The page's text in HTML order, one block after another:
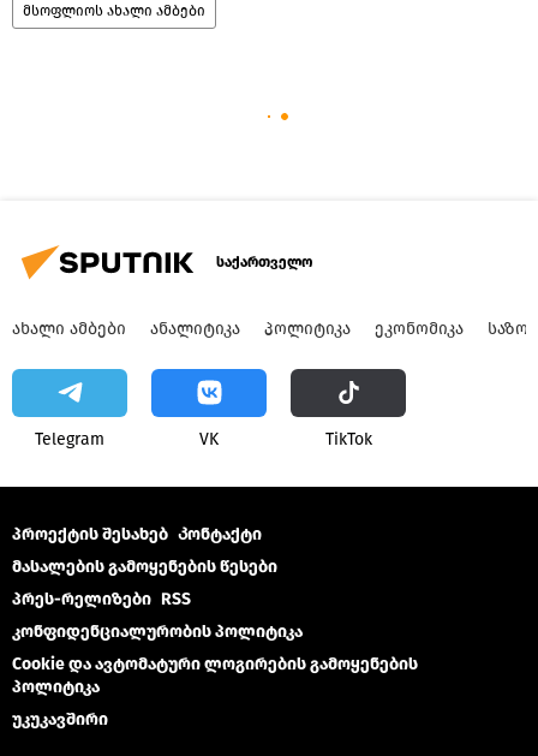
მსოფლიოს ახალი ამბები
საქართველო
ᲐᲮᲐᲚᲘ ᲐᲛᲑᲔᲑᲘ ᲐᲜᲐᲚᲘᲢᲘᲙᲐ ᲞᲝᲚᲘᲢᲘᲙᲐ ᲔᲙᲝᲜᲝᲛᲘᲙᲐ
Telegram VK ТikТоk
პროექტის შესახებ Კონტაქტი
მასალების გამოყენების წესები
პრეს-რელიზები RSS
კონფიდენციალურობის პოლიტიკა
Cookie და ავტომატური ლოგირების გამოყენების
პოლიტიკა
უკუკავშირი